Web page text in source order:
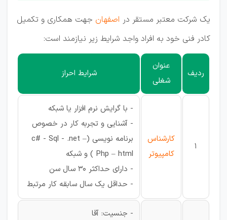
یک شرکت معتبر مستقر در اصفهان جهت همکاری و تکمیل
کادر فنی خود به افراد واجد شرایط زیر نیازمند است:
ردیف
عنوان
شغلی
شرایط احراز
1
کارشناس
کامپیوتر
- با گرایش نرم افزار یا شبکه
- آشنایی و تجربه کار در خصوص
برنامه نویسی (c# - Sql - .net –
Php – html ) و شبکه
- دارای حداکثر 30 سال سن
- حداقل یک سال سابقه کار مرتبط
- جنسیت: آقا